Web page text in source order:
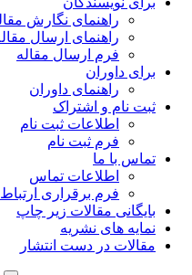
راهنمای نگارش مقاله
راهنمای ارسال مقاله
فرم ارسال مقاله
برای داوران
راهنمای داوران
ثبت نام و اشتراک
اطلاعات ثبت نام
فرم ثبت نام
تماس با ما
اطلاعات تماس
فرم برقراری ارتباط
بایگانی مقالات زیر چاپ
نمایه های نشریه
مقالات در دست انتشار